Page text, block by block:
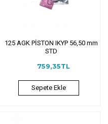
125 AGK PİSTON IKYP 56,50 mm
STD
759,35TL
Sepete Ekle